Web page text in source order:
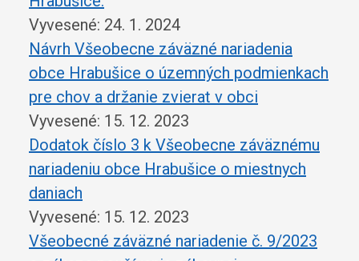
Vyvesené: 24. 1. 2024
Návrh Všeobecne záväzné nariadenia
obce Hrabušice o územných podmienkach
pre chov a držanie zvierat v obci
Vyvesené: 15. 12. 2023
Dodatok číslo 3 k Všeobecne záväznému
nariadeniu obce Hrabušice o miestnych
daniach
Vyvesené: 15. 12. 2023
Všeobecné záväzné nariadenie č. 9/2023